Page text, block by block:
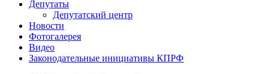
Депутаты
Депутатский центр
Новости
Фотогалерея
Видео
Законодательные инициативы КПРФ